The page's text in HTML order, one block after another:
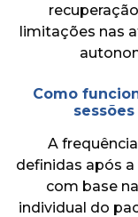
limitações nas
Como
A
definidas após
com base
individual do